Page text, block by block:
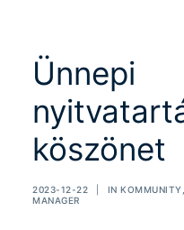
Ünnepi
köszönet
2023-12-22 IN KOMMUNITY
MANAGER